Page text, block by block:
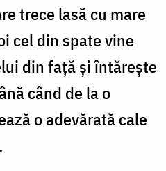
trece lasă cu mare
cel din spate vine
din faţă şi întăreşte
când de la o
o adevărată cale